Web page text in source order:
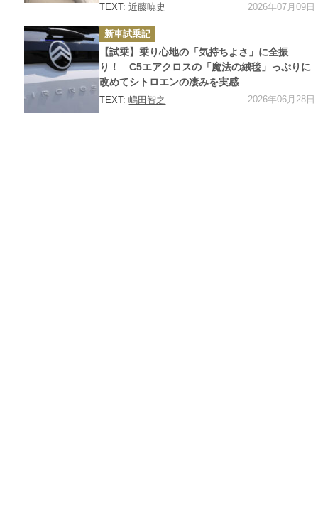
TEXT:近藤暁史 2026年07月09日
カ
テ
ゴ
リ
ー
新車試乗記
【試乗】乗り心地の「気持ちよさ」に全振
り！ C5エアクロスの「魔法の絨毯」っぷりに
改めてシトロエンの凄みを実感
TEXT:嶋田智之 2026年06月28日